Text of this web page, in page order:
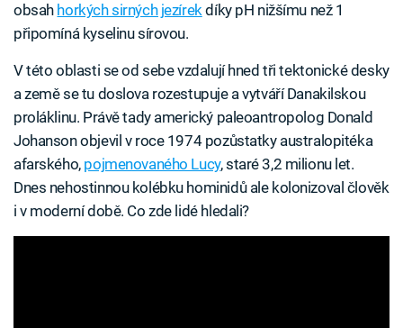
obsah horkých sirných jezírekdíky pH nižšímu než 1
připomíná kyselinu sírovou.
V této oblasti se od sebe vzdalují hned tři tektonické desky
a země se tu doslova rozestupuje a vytváří Danakilskou
proláklinu. Právě tady americký paleoantropolog Donald
Johanson objevil v roce 1974 pozůstatky australopitéka
afarského, pojmenovaného Lucy, staré 3,2 milionu let.
Dnes nehostinnou kolébku hominidů ale kolonizoval člověk
i v moderní době. Co zde lidé hledali?